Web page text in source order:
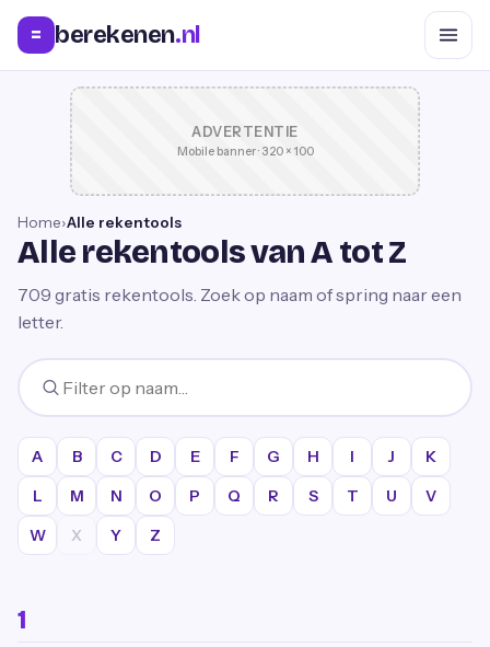
= berekenen.nl
ADVERTENTIE
Mobile banner · 320 × 100
Home›Alle rekentools
Alle rekentools van A tot Z
709 gratis rekentools. Zoek op naam of spring naar een
letter.
A B C D E F G H I J
K
L
M N O P Q R S T U
V
W
X Y Z
1